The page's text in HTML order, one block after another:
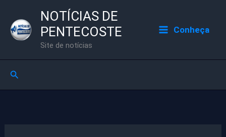
para
NOTÍCIAS DE
PENTECOSTE
Site de notícias
Conheça
Pesquisar